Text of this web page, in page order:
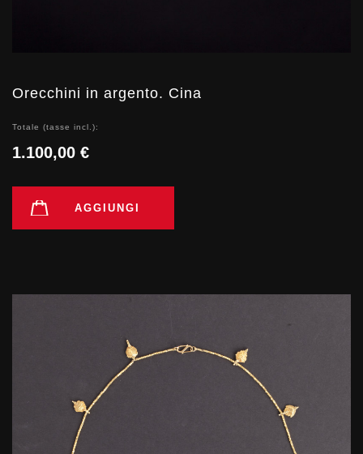
Orecchini in argento. Cina
Totale (tasse incl.):
1.100,00 €
AGGIUNGI